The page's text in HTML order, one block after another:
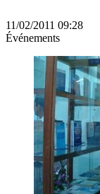
11/02/2011 09:28
Événements